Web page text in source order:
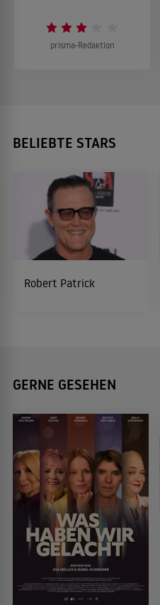
prisma-Redaktion
BELIEBTE STARS
Robert Patrick
GERNE GESEHEN